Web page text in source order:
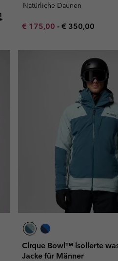
Natürliche Daunen
Minimum sale price:
€ 175,00 - Maximum price:
€ 350,00
Cirque Bowl™ isolierte
Jacke für Männer